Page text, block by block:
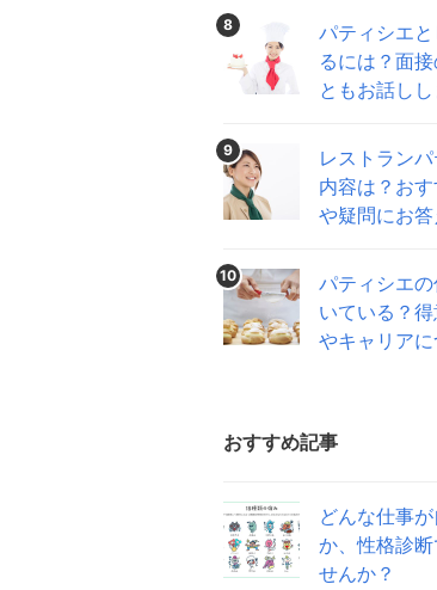
8
パティシエ
るには？面
ともお話しし
9
レストラン
内容は？お
や疑問にお答
10
パティシエ
いている？
やキャリア
おすすめ記事
どんな仕事
か、性格診
せんか？